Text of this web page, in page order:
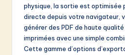
physique, la sortie est optimisée
directe depuis votre navigateur,
générer des PDF de haute
imprimées avec une simple
Cette gamme d’options